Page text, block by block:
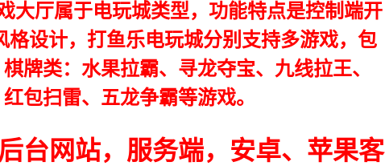
大厅属于电玩城类型，功能特点是控制端开
设计，打鱼乐电玩城分别支持多游戏，包
牌类：水果拉霸、寻龙夺宝、九线拉王、
包扫雷、五龙争霸等游戏。
台网站，服务端，安卓、苹果客